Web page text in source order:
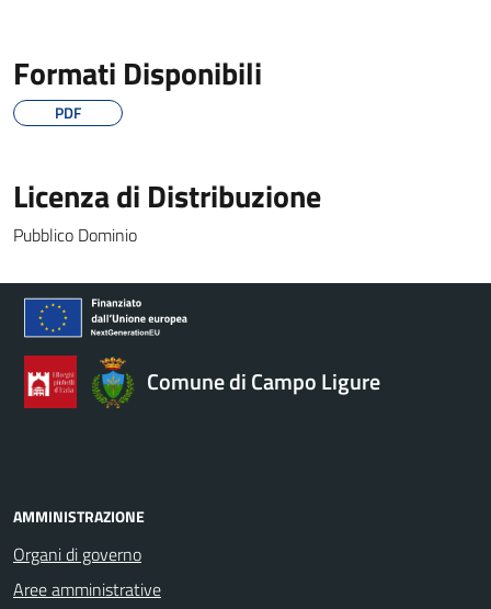
Formati Disponibili
PDF
Licenza di Distribuzione
Pubblico Dominio
Comune di Campo Ligure
AMMINISTRAZIONE
Organi di governo
Aree amministrative